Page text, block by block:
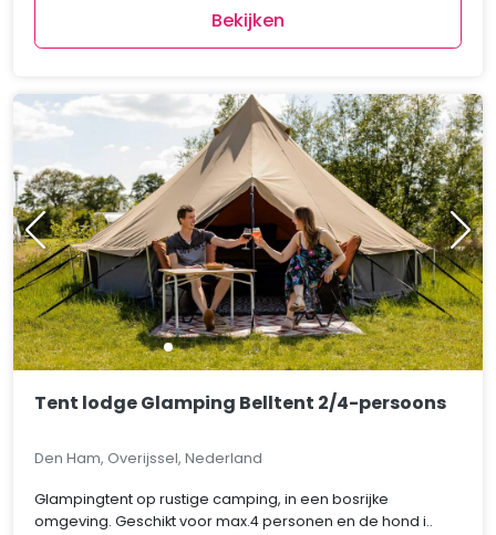
Bekijken
Tent lodge Glamping Belltent 2/4-persoons
Den Ham, Overijssel, Nederland
Glampingtent op rustige camping, in een bosrijke
omgeving. Geschikt voor max.4 personen en de hond i..